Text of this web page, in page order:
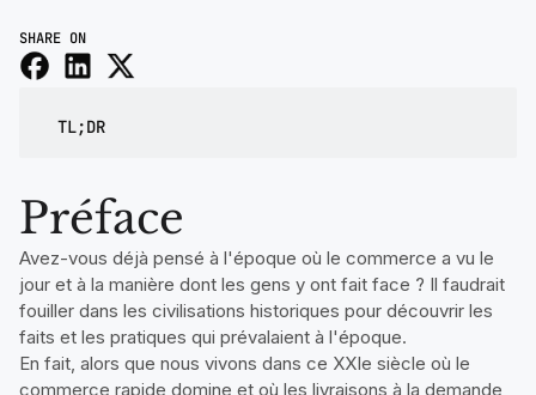
SHARE ON
TL;DR
Préface
Avez-vous déjà pensé à l'époque où le commerce a vu le
jour et à la manière dont les gens y ont fait face ? Il faudrait
fouiller dans les civilisations historiques pour découvrir les
faits et les pratiques qui prévalaient à l'époque.
En fait, alors que nous vivons dans ce XXIe siècle où le
commerce rapide domine et où les livraisons à la demande